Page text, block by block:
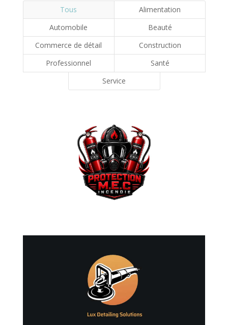
Tous
Alimentation
Automobile
Beauté
Commerce de détail
Construction
Professionnel
Santé
Service